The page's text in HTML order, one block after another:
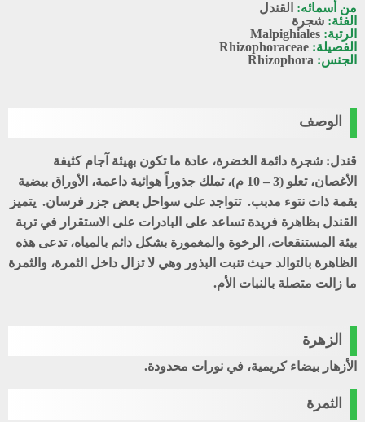
من أسمائه: القندل
الفئة: شجرة
الرتبة: Malpighiales
الفصيلة: Rhizophoraceae
الجنس: Rhizophora
الوصف
قندل: شجرة دائمة الخضرة، عادة ما تكون بهيئة آجام كثيفة
الأغصان، تعلو (3 – 10 م)، تملك جذوراً هوائية داعمة، الأوراق بيضية
بقمة ذات نتوء مدبب. تتواجد على سواحل بعض جزر فرسان. يتميز
القندل بظاهرة فريدة تساعد على البادرات على الاستقرار في تربة
بيئة المستنقعات، الرخوة والمغمورة بشكل دائم بالمياه، تدعى هذه
الظاهرة بالتوالد حيث تنبت البذور وهي لا تزال داخل الثمرة، والثمرة
ما زالت متصلة بالنبات الأم.
الزهرة
الأزهار بيضاء كريمية، في نورات محدودة.
الثمرة